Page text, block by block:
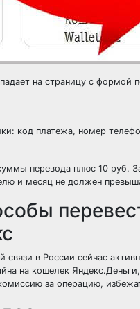
на страницу с формой
код платежа, номер
перевода плюс 10 руб.
и месяц не должен
связи в России сейчас
на кошелек
за операцию,